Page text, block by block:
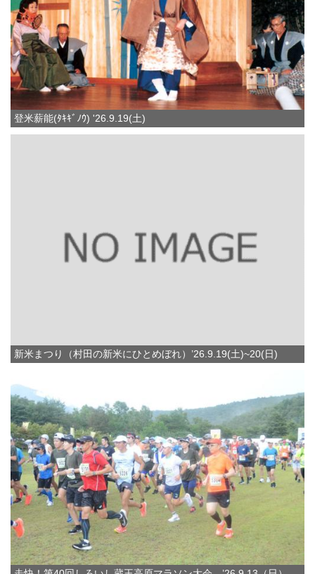
登米薪能(ﾀｷｷﾞﾉｳ) '26.9.19(土)
新米まつり（村田の新米にひとめぼれ）’26.9.19(土)~20(日)